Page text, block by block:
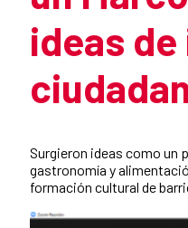
ideas
Surgieron ideas como un
gastronomía y
formación cultural de